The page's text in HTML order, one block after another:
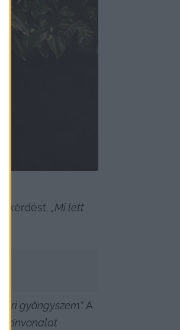
kérdést. „Mi lett
gyöngyszem”. A